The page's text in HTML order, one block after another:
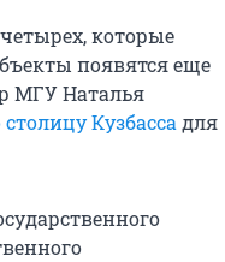
которые
появятся еще
МГУ Наталья
Кузбасса для